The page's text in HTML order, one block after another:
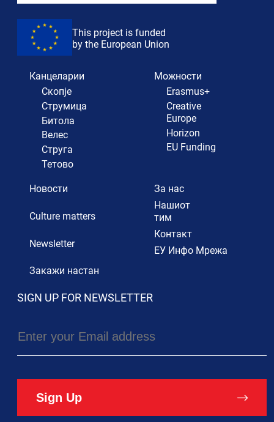
This project is funded
by the European Union
Канцеларии
Скопје
Струмица
Битола
Велес
Струга
Тетово
Можности
Erasmus+
Creative
Europe
Horizon
EU Funding
Новости
Culture matters
Newsletter
Закажи настан
За нас
Нашиот
тим
Контакт
ЕУ Инфо Мрежа
SIGN UP FOR NEWSLETTER
Sign Up